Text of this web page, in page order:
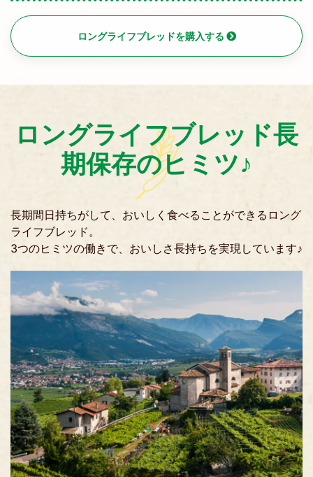
ロングライフブレッドを購入する
ロングライフブレッド長
期保存のヒミツ♪
長期間日持ちがして、おいしく食べることができるロング
ライフブレッド。
3つのヒミツの働きで、おいしさ長持ちを実現しています♪